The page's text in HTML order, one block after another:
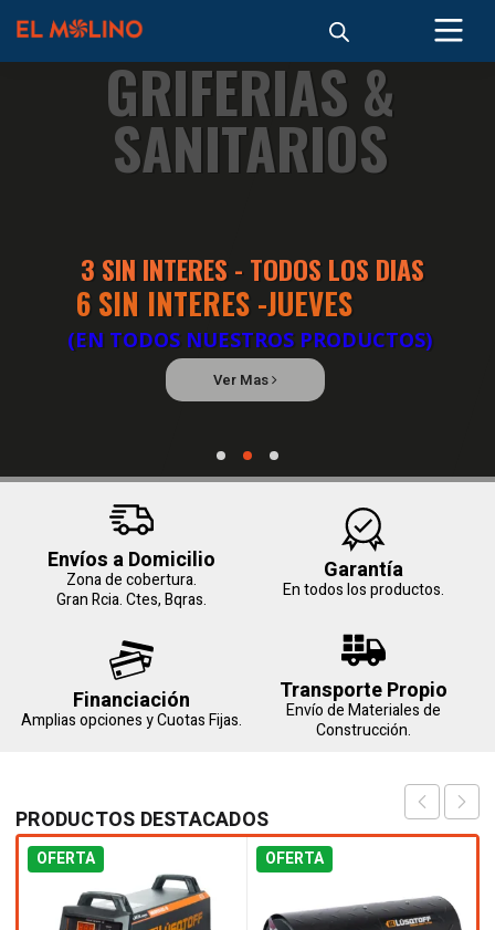
(EN TODOS NUESTROS PRODUCTOS)
6 SIN INTERES -JUEVES
3 SIN INTERES - TODOS LOS DIAS
GRIFERIAS &
SANITARIOS
Ver Mas
Envíos a Domicilio
Zona de cobertura.
Gran Rcia. Ctes, Bqras.
Garantía
En todos los productos.
Financiación
Amplias opciones y Cuotas Fijas.
Transporte Propio
Envío de Materiales de
Construcción.
PRODUCTOS DESTACADOS
OFERTA OFERTA